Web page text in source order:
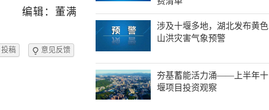
编辑：董满
投稿  意见反馈
涉及十堰多地，湖北发布黄色
山洪灾害气象预警
夯基蓄能活力涌——上半年十
堰项目投资观察